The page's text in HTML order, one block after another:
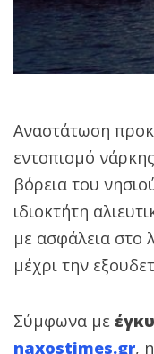
Αναστάτωση
εντοπισμό
βόρεια του
ιδιοκτήτη
με ασφάλεια στο
μέχρι την
Σύμφωνα με
naxostimes.gr,